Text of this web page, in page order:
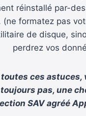
réinstallé par-
(ne formatez pas
de disque,
perdrez vos
ces astuces,
pas, une
SAV agréé